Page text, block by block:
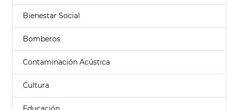
Bienestar Social
Bomberos
Contaminación Acústica
Cultura